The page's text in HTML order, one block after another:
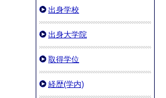
出身学校
出身大学院
取得学位
経歴(学内)